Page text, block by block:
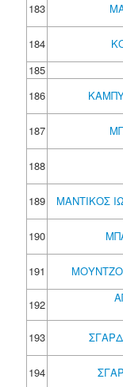
183
184
185
186
187
188
189 ΜΑΝΤΙΚΟΣ
190
191
192
193
194